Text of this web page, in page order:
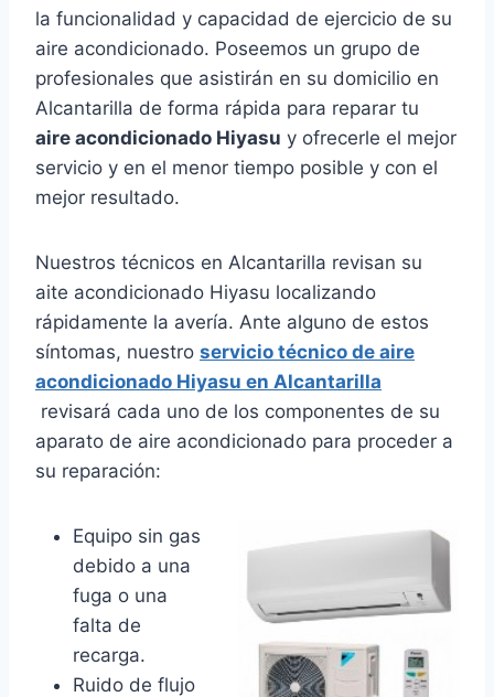
la funcionalidad y capacidad de ejercicio de su
aire acondicionado. Poseemos un grupo de
profesionales que asistirán en su domicilio en
Alcantarilla de forma rápida para reparar tu
aire acondicionado Hiyasu y ofrecerle el mejor
servicio y en el menor tiempo posible y con el
mejor resultado.
Nuestros técnicos en Alcantarilla revisan su
aite acondicionado Hiyasu localizando
rápidamente la avería. Ante alguno de estos
síntomas, nuestro servicio técnico de aire
acondicionado Hiyasu en Alcantarilla
revisará cada uno de los componentes de su
aparato de aire acondicionado para proceder a
su reparación:
Equipo sin gas
debido a una
fuga o una
falta de
recarga.
Ruido de flujo